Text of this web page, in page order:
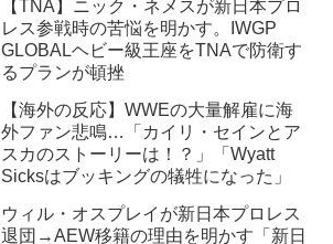
【TNA】ニック・ネメスが新日本プロ
レス参戦時の苦悩を明かす。IWGP
GLOBALヘビー級王座をTNAで防衛す
るプランが頓挫
【海外の反応】WWEの大量解雇に海
外ファン悲鳴…「カイリ・セインとア
スカのストーリーは！？」「Wyatt
Sicksはブッキングの犠牲になった」
ウィル・オスプレイが新日本プロレス
退団→AEW移籍の理由を明かす「新日